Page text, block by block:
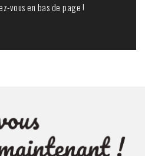
vous en bas de page !